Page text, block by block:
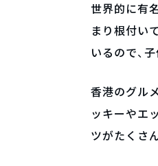
世界的に有
まり根付い
いるので、
香港のグル
ッキーやエ
ツがたくさ